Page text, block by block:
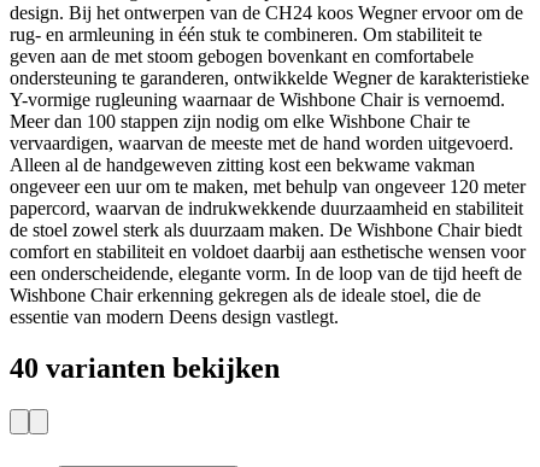
design. Bij het ontwerpen van de CH24 koos Wegner ervoor om de
rug- en armleuning in één stuk te combineren. Om stabiliteit te
geven aan de met stoom gebogen bovenkant en comfortabele
ondersteuning te garanderen, ontwikkelde Wegner de karakteristieke
Y-vormige rugleuning waarnaar de Wishbone Chair is vernoemd.
Meer dan 100 stappen zijn nodig om elke Wishbone Chair te
vervaardigen, waarvan de meeste met de hand worden uitgevoerd.
Alleen al de handgeweven zitting kost een bekwame vakman
ongeveer een uur om te maken, met behulp van ongeveer 120 meter
papercord, waarvan de indrukwekkende duurzaamheid en stabiliteit
de stoel zowel sterk als duurzaam maken. De Wishbone Chair biedt
comfort en stabiliteit en voldoet daarbij aan esthetische wensen voor
een onderscheidende, elegante vorm. In de loop van de tijd heeft de
Wishbone Chair erkenning gekregen als de ideale stoel, die de
essentie van modern Deens design vastlegt.
40 varianten bekijken